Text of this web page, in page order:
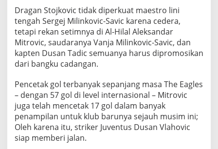
Dragan Stojkovic tidak diperkuat maestro lini
tengah Sergej Milinkovic-Savic karena cedera,
tetapi rekan setimnya di Al-Hilal Aleksandar
Mitrovic, saudaranya Vanja Milinkovic-Savic, dan
kapten Dusan Tadic semuanya harus dipromosikan
dari bangku cadangan.
Pencetak gol terbanyak sepanjang masa The Eagles
– dengan 57 gol di level internasional – Mitrovic
juga telah mencetak 17 gol dalam banyak
penampilan untuk klub barunya sejauh musim ini;
Oleh karena itu, striker Juventus Dusan Vlahovic
siap memberi jalan.